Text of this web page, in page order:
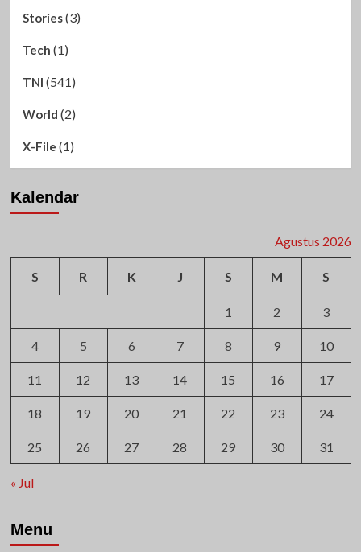
Stories(3)
Tech (1)
TNI (541)
World (2)
X-File (1)
Kalendar
Agustus 2026
S R K J S M S
1 2 3
4 5 6 7 8 9 10
11 12 13 14 15 16 17
18 19 20 21 22 23 24
25 26 27 28 29 30 31
« Jul
Menu